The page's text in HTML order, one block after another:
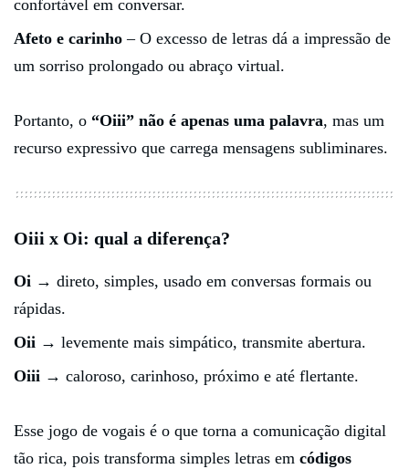
confortável em conversar.
Afeto e carinho – O excesso de letras dá a impressão de
um sorriso prolongado ou abraço virtual.
Portanto, o “Oiii” não é apenas uma palavra, mas um
recurso expressivo que carrega mensagens subliminares.
Oiii x Oi: qual a diferença?
Oi → direto, simples, usado em conversas formais ou
rápidas.
Oii → levemente mais simpático, transmite abertura.
Oiii → caloroso, carinhoso, próximo e até flertante.
Esse jogo de vogais é o que torna a comunicação digital
tão rica, pois transforma simples letras em códigos